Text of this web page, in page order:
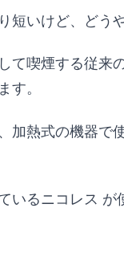
短いけど、どう
て喫煙する従来
す。
加熱式の機器で
いるニコレス が